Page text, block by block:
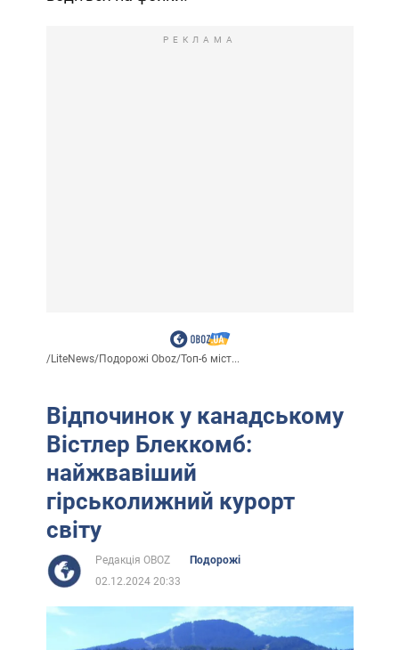
РЕКЛАМА
/LiteNews/Подорожі Oboz/Топ-6 міст...
Відпочинок у канадському
Вістлер Блеккомб:
найжвавіший
гірськолижний курорт
світу
Редакція OBOZ
Подорожі
02.12.2024 20:33